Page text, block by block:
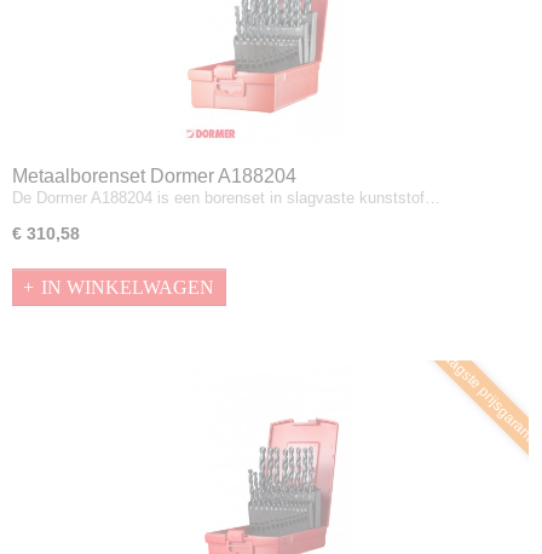
Metaalborenset Dormer A188204
De Dormer A188204 is een borenset in slagvaste kunststof…
€ 310,58
IN WINKELWAGEN
Laagste